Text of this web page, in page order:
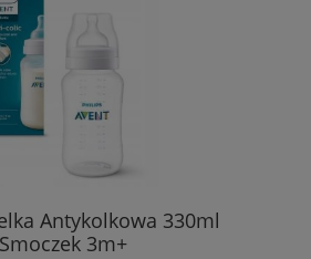
Antykolkowa 330ml
Smoczek 3m+